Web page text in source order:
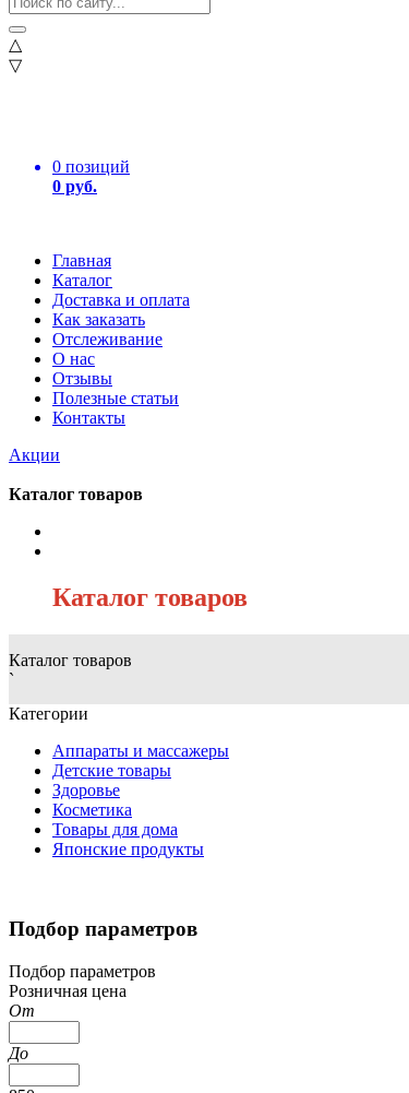
△
▽
0 позиций
0 руб.
Главная
Каталог
Доставка и оплата
Как заказать
Отслеживание
О нас
Отзывы
Полезные статьи
Контакты
Акции
Каталог товаров
Каталог товаров
Каталог товаров
`
Категории
Аппараты и массажеры
Детские товары
Здоровье
Косметика
Товары для дома
Японские продукты
Подбор параметров
Подбор параметров
Розничная цена
От
До